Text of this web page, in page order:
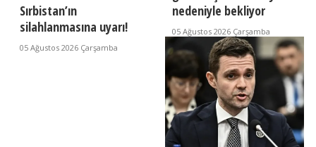
Sırbistan’ın
silahlanmasına uyarı!
05 Ağustos 2026 Çarşamba
nedeniyle bekliyor
05 Ağustos 2026 Çarşamba